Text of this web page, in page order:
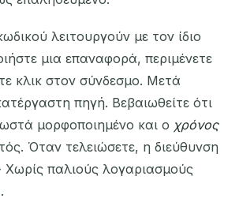
λειτουργούν με τον ίδιο
μια επαναφορά, περιμένετε
κλικ στον σύνδεσμο. Μετά
πηγή. Βεβαιωθείτε ότι
μορφοποιημένο και ο χρόνος
Όταν τελειώσετε, η διεύθυνση
Χωρίς παλιούς λογαριασμούς